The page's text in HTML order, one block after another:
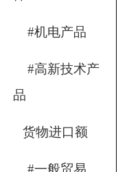
#机电产品
#高新技术产
品
货物进口额
#一般贸易